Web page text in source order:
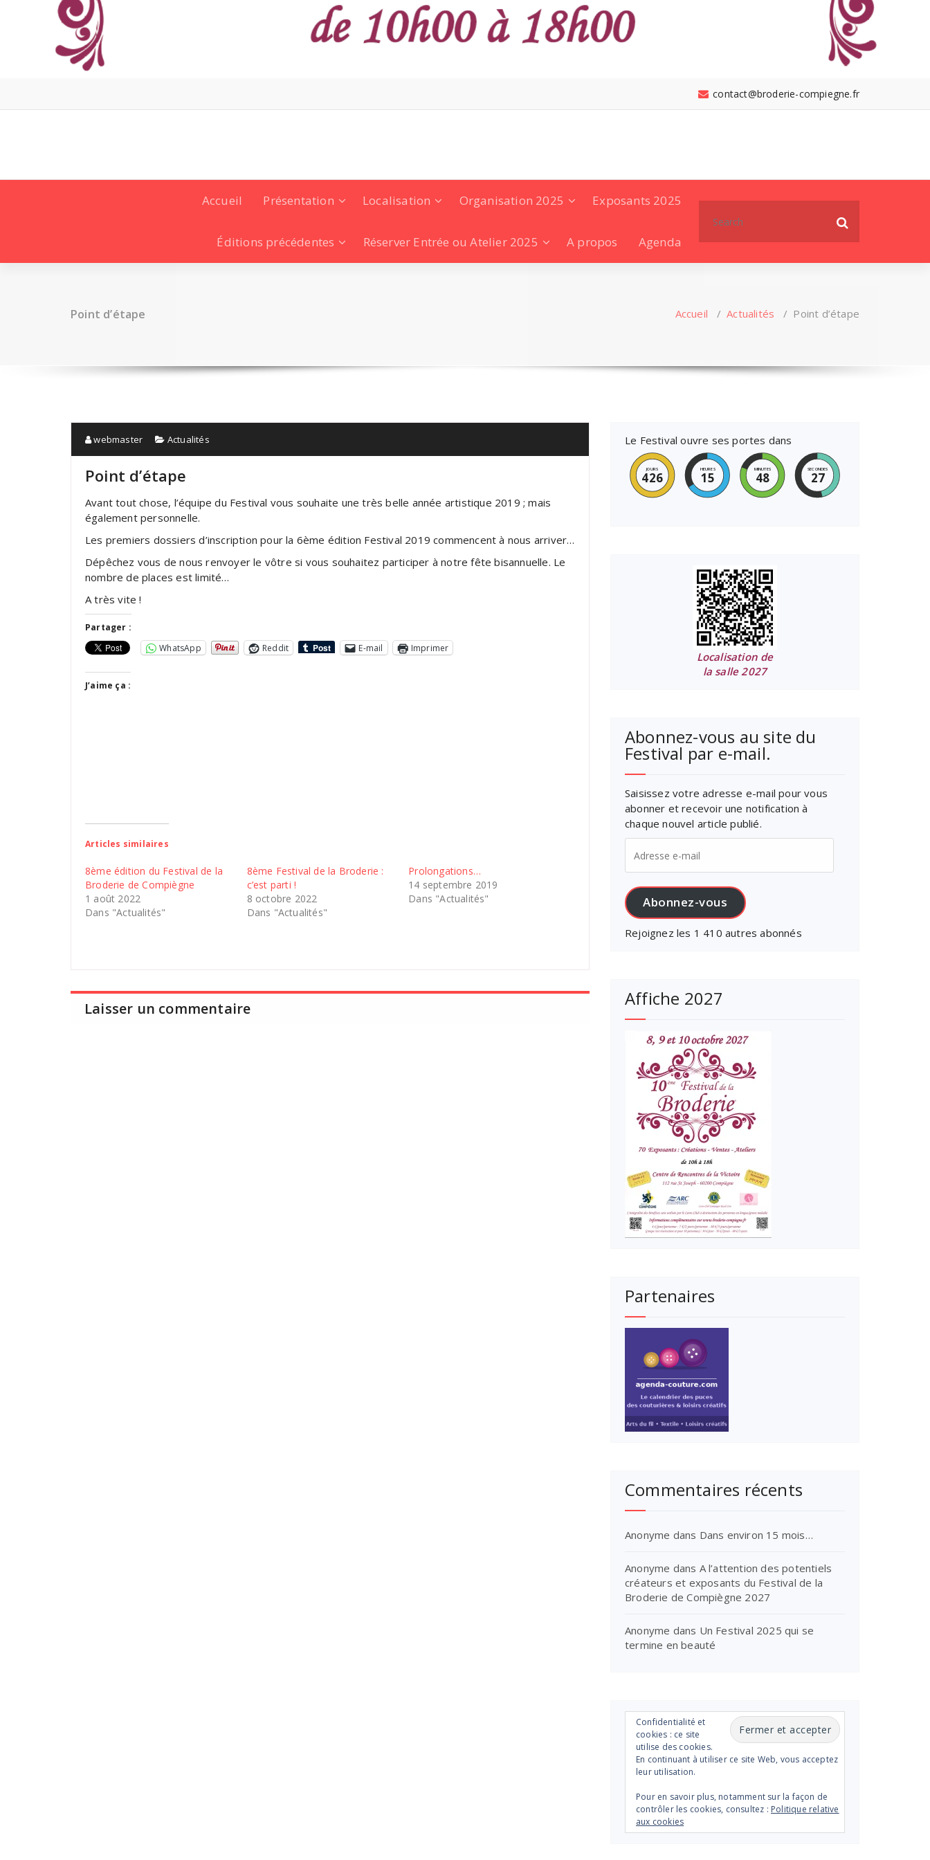
contact@broderie-compiegne.fr
Accueil Présentation Localisation Organisation 2025 Exposants 2025
Éditions précédentes Réserver Entrée ou Atelier 2025 A propos Agenda
for:
Point d’étape Accueil /Actualités / Point d’étape
webmaster Actualités
Point d’étape
Avant tout chose, l’équipe du Festival vous souhaite une très belle année artistique 2019 ; mais
également personnelle.
Les premiers dossiers d’inscription pour la 6ème édition Festival 2019 commencent à nous arriver…
Dépêchez vous de nous renvoyer le vôtre si vous souhaitez participer à notre fête bisannuelle. Le
nombre de places est limité…
A très vite !
Partager :
WhatsApp
Reddit E-mail Imprimer
J’aime ça :
Articles similaires
8ème édition du Festival de la
Broderie de Compiègne
1 août 2022
Dans "Actualités"
8ème Festival de la Broderie :
c’est parti !
8 octobre 2022
Dans "Actualités"
Prolongations…
14 septembre 2019
Dans "Actualités"
Laisser un commentaire
Le Festival ouvre ses portes dans
JOURS
426
HEURES
15
MINUTES
48
SECONDES
27
Localisation de
la salle 2027
Abonnez-vous au site du
Festival par e-mail.
Saisissez votre adresse e-mail pour vous
abonner et recevoir une notification à
chaque nouvel article publié.
e-
mail
Abonnez-vous
Rejoignez les 1 410 autres abonnés
Affiche 2027
Partenaires
Commentaires récents
Anonyme dans Dans environ 15 mois…
Anonyme dans A l’attention des potentiels
créateurs et exposants du Festival de la
Broderie de Compiègne 2027
Anonyme dans Un Festival 2025 qui se
termine en beauté
Confidentialité et
cookies : ce site
utilise des cookies.
En continuant à utiliser ce site Web, vous acceptez
leur utilisation.
Pour en savoir plus, notamment sur la façon de
contrôler les cookies, consultez : Politique relative
aux cookies